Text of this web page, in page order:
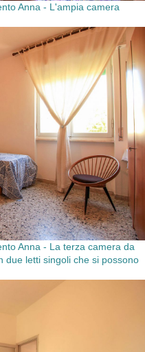
Anna - L'ampia camera
Anna - La terza camera da
due letti singoli che si possono